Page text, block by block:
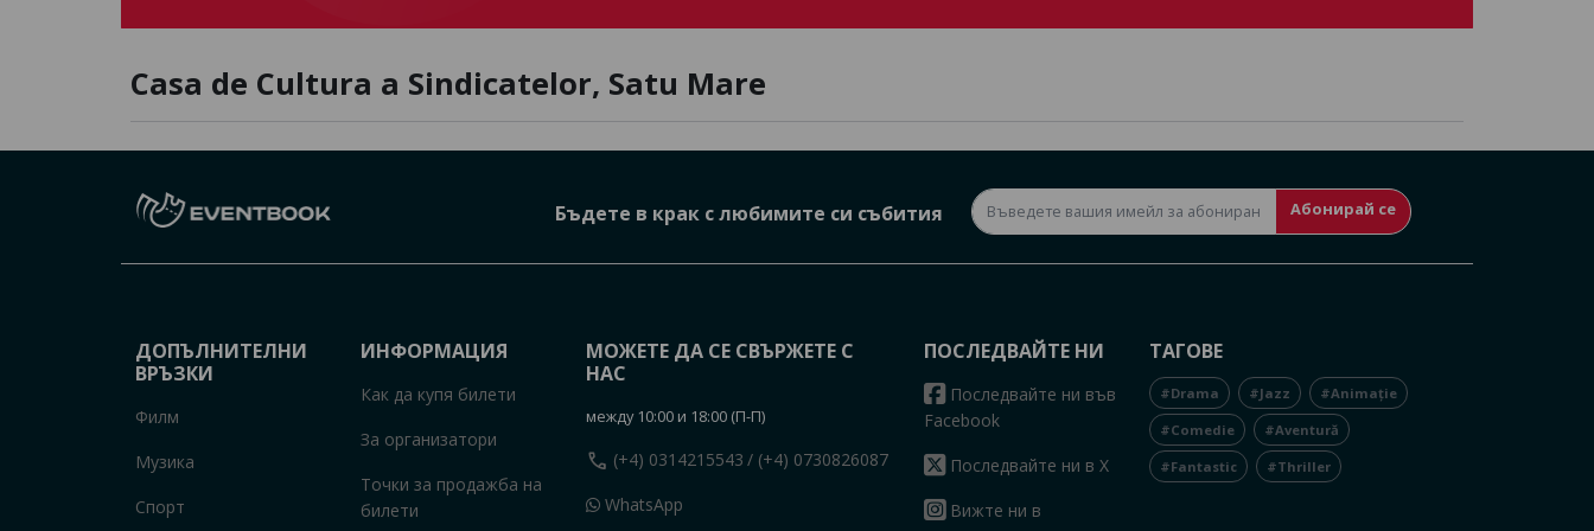
Casa de Cultura a Sindicatelor, Satu Mare
Бъдете в крак с любимите си събития Абонирай се
ДОПЪЛНИТЕЛНИ
ВРЪЗКИ
Филм
Музика
Спорт
ИНФОРМАЦИЯ
Как да купя билети
За организатори
Точки за продажба на
билети
МОЖЕТЕ ДА СЕ СВЪРЖЕТЕ С
НАС
между 10:00 и 18:00 (П-П)
call (+4) 0314215543 / (+4) 0730826087
WhatsApp
ПОСЛЕДВАЙТЕ НИ
Последвайте ни във
Facebook
Последвайте ни в X
Вижте ни в
ТАГОВЕ
#Drama #Jazz #Animație
#Comedie #Aventură
#Fantastic #Thriller